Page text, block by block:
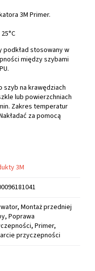
3M Primer.
podkład stosowany w
między szybami
szyb na krawędziach
lub powierzchniach
Zakres temperatur
za pomocą
3M
Montaż przedniej
Poprawa
Primer,
przyczepności